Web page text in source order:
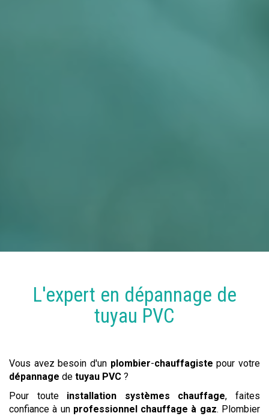
L'expert en dépannage de
tuyau PVC
Vous avez besoin d'un plombier-chauffagiste pour votre
dépannage de tuyau PVC ?
Pour toute installation systèmes chauffage, faites
confiance à un professionnel chauffage à gaz. Plombier